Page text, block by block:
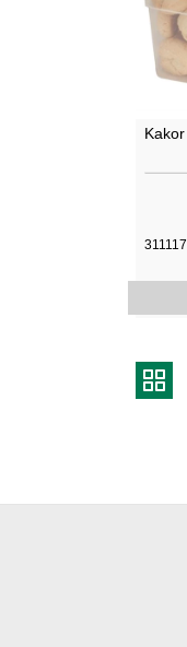
311117